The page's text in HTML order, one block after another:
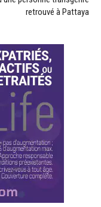
retrouvé à Pattaya